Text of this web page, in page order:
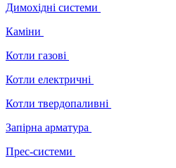
Димохідні системи
Каміни
Котли газові
Котли електричні
Котли твердопаливні
Запірна арматура
Прес-системи